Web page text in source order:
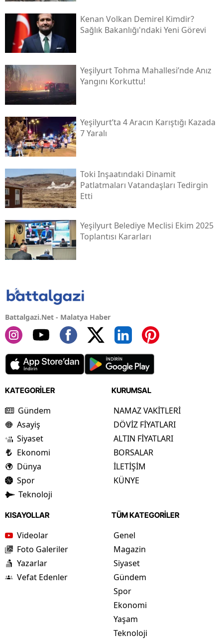
Kenan Volkan Demirel Kimdir?
Sağlık Bakanlığı'ndaki Yeni Görevi
Yeşilyurt Tohma Mahallesi’nde Anız
Yangını Korkuttu!
Yeşilyurt’ta 4 Aracın Karıştığı Kazada
7 Yaralı
Toki̇ Inşaatındaki Dinamit
Patlatmaları Vatandaşları Tedirgin
Etti
Yeşilyurt Belediye Meclisi Ekim 2025
Toplantısı Kararları
Battalgazi.Net - Malatya Haber
KATEGORİLER
Gündem
Asayiş
Siyaset
Ekonomi
Dünya
Spor
Teknoloji
KURUMSAL
NAMAZ VAKİTLERİ
DÖVİZ FİYATLARI
ALTIN FİYATLARI
BORSALAR
İLETİŞİM
KÜNYE
KISAYOLLAR
Videolar
Foto Galeriler
Yazarlar
Vefat Edenler
TÜM KATEGORİLER
Genel
Magazin
Siyaset
Gündem
Spor
Ekonomi
Yaşam
Teknoloji